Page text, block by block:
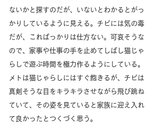
ないかと探すのだが、いないとわかるとがっ
かりしているように見える。チビには気の毒
だが、こればっかりは仕方ない。可哀そうな
ので、家事や仕事の手を止めてしばし猫じゃ
らしで遊ぶ時間を極力作るようにしている。
メトは猫じゃらしにはすぐ飽きるが、チビは
真剣そうな目をキラキラさせながら飛び跳ね
ていて、その姿を見ていると家族に迎え入れ
て良かったとつくづく思う。